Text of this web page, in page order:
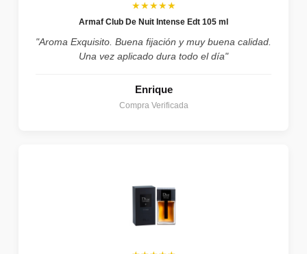
★★★★★
Armaf Club De Nuit Intense Edt 105 ml
"Aroma Exquisito. Buena fijación y muy buena calidad.
Una vez aplicado dura todo el día"
Enrique
Compra Verificada